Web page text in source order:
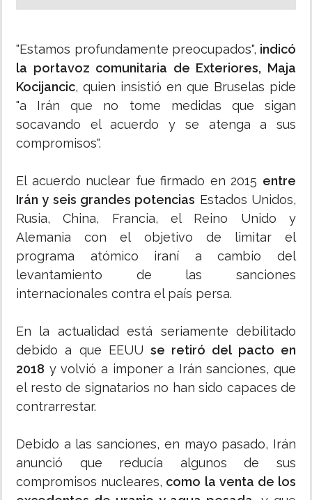
"Estamos profundamente preocupados", indicó
la portavoz comunitaria de Exteriores, Maja
Kocijancic, quien insistió en que Bruselas pide
"a Irán que no tome medidas que sigan
socavando el acuerdo y se atenga a sus
compromisos".
El acuerdo nuclear fue firmado en 2015 entre
Irán y seis grandes potencias Estados Unidos,
Rusia, China, Francia, el Reino Unido y
Alemania con el objetivo de limitar el
programa atómico iraní a cambio del
levantamiento de las sanciones
internacionales contra el país persa.
En la actualidad está seriamente debilitado
debido a que EEUU se retiró del pacto en
2018 y volvió a imponer a Irán sanciones, que
el resto de signatarios no han sido capaces de
contrarrestar.
Debido a las sanciones, en mayo pasado, Irán
anunció que reducía algunos de sus
compromisos nucleares, como la venta de los